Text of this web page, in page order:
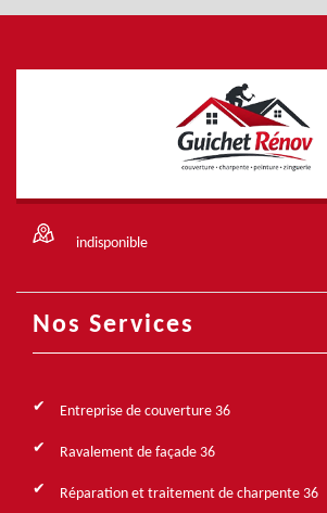
indisponible
Nos Services
Entreprise de couverture 36
Ravalement de façade 36
Réparation et traitement de charpente 36